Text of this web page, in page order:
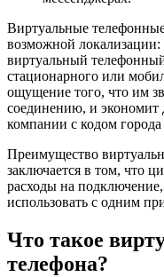
Виртуальные
возможной
виртуальный
стационарного или
ощущение того, что им
соединению, и экономит
компании с кодом
Преимущество
заключается в том, что
расходы на
использовать с одним
Что такое
телефона?